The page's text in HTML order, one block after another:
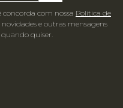
concorda com nossa Política de
novidades e outras mensagens
quando quiser.